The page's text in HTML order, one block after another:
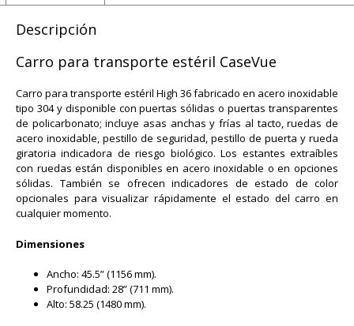
Descripción
Carro para transporte estéril CaseVue
Carro para transporte estéril High 36 fabricado en acero inoxidable
tipo 304 y disponible con puertas sólidas o puertas transparentes
de policarbonato; incluye asas anchas y frías al tacto, ruedas de
acero inoxidable, pestillo de seguridad, pestillo de puerta y rueda
giratoria indicadora de riesgo biológico. Los estantes extraíbles
con ruedas están disponibles en acero inoxidable o en opciones
sólidas. También se ofrecen indicadores de estado de color
opcionales para visualizar rápidamente el estado del carro en
cualquier momento.
Dimensiones
Ancho: 45.5” (1156 mm).
Profundidad: 28” (711 mm).
Alto: 58.25 (1480 mm).